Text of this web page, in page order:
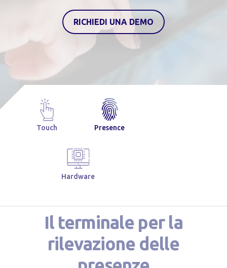
RICHIEDI UNA DEMO
Touch Presence
Hardware
Il terminale per la
rilevazione delle